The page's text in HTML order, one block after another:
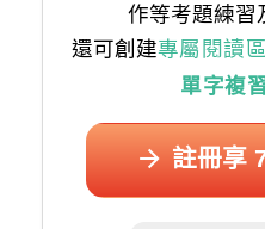
作等考題練習
還可創建專屬閱讀區
單字複
註冊享